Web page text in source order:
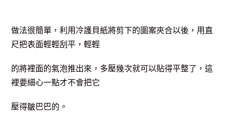
做法很簡單，利用冷護貝紙將剪下的圖案夾合以後，用直
尺把表面輕輕刮平，輕輕
的將裡面的氣泡推出來，多壓幾次就可以貼得平整了，這
裡要細心一點才不會把它
壓得皺巴巴的。